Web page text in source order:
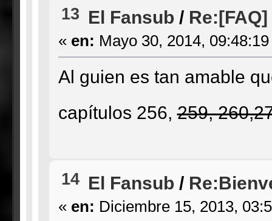
13 El Fansub /
« en: Mayo 30, 2014,
Al guien es tan amable
capítulos 256,259,
14 El Fansub /
« en: Diciembre 15, 2013,